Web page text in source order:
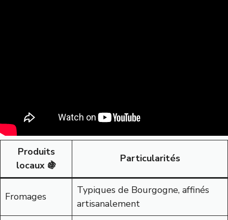
Produits
locaux 🍇
Particularités
Fromages
Typiques de Bourgogne, affinés
artisanalement